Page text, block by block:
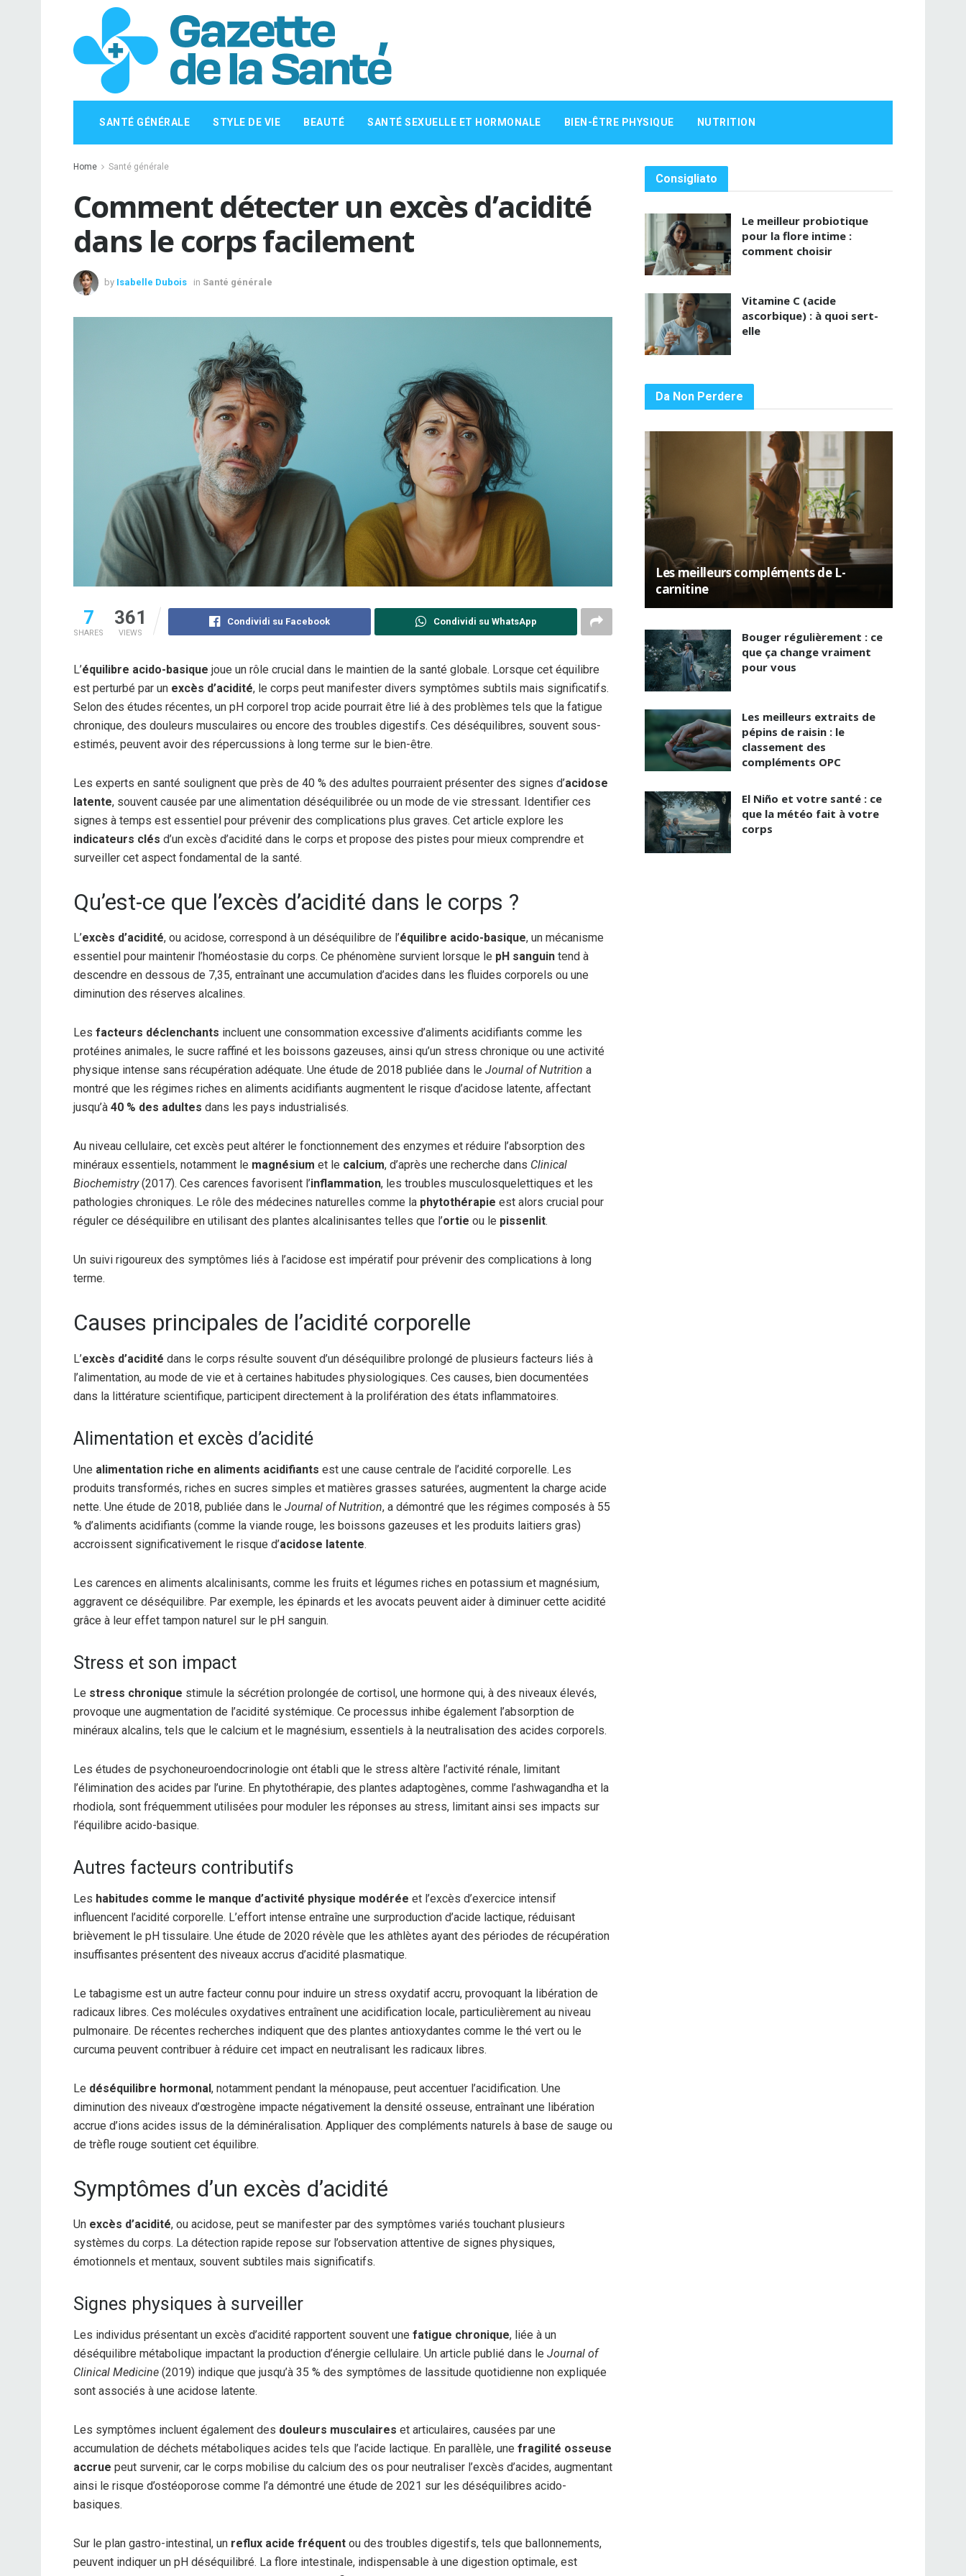
SANTÉ GÉNÉRALE STYLE DE VIE BEAUTÉ SANTÉ SEXUELLE ET HORMONALE BIEN-ÊTRE PHYSIQUE NUTRITION
Home Santé générale
Comment détecter un excès d’acidité
dans le corps facilement
by Isabelle Dubois in Santé générale
7
SHARES
361
VIEWS
Condividi su Facebook Condividi su WhatsApp
L’équilibre acido-basique joue un rôle crucial dans le maintien de la santé globale. Lorsque cet équilibre
est perturbé par un excès d’acidité, le corps peut manifester divers symptômes subtils mais significatifs.
Selon des études récentes, un pH corporel trop acide pourrait être lié à des problèmes tels que la fatigue
chronique, des douleurs musculaires ou encore des troubles digestifs. Ces déséquilibres, souvent sous-
estimés, peuvent avoir des répercussions à long terme sur le bien-être.
Les experts en santé soulignent que près de 40 % des adultes pourraient présenter des signes d’acidose
latente, souvent causée par une alimentation déséquilibrée ou un mode de vie stressant. Identifier ces
signes à temps est essentiel pour prévenir des complications plus graves. Cet article explore les
indicateurs clés d’un excès d’acidité dans le corps et propose des pistes pour mieux comprendre et
surveiller cet aspect fondamental de la santé.
Qu’est-ce que l’excès d’acidité dans le corps ?
L’excès d’acidité, ou acidose, correspond à un déséquilibre de l’équilibre acido-basique, un mécanisme
essentiel pour maintenir l’homéostasie du corps. Ce phénomène survient lorsque le pH sanguin tend à
descendre en dessous de 7,35, entraînant une accumulation d’acides dans les fluides corporels ou une
diminution des réserves alcalines.
Les facteurs déclenchants incluent une consommation excessive d’aliments acidifiants comme les
protéines animales, le sucre raffiné et les boissons gazeuses, ainsi qu’un stress chronique ou une activité
physique intense sans récupération adéquate. Une étude de 2018 publiée dans le Journal of Nutrition a
montré que les régimes riches en aliments acidifiants augmentent le risque d’acidose latente, affectant
jusqu’à 40 % des adultes dans les pays industrialisés.
Au niveau cellulaire, cet excès peut altérer le fonctionnement des enzymes et réduire l’absorption des
minéraux essentiels, notamment le magnésium et le calcium, d’après une recherche dans Clinical
Biochemistry(2017). Ces carences favorisent l’inflammation, les troubles musculosquelettiques et les
pathologies chroniques. Le rôle des médecines naturelles comme la phytothérapie est alors crucial pour
réguler ce déséquilibre en utilisant des plantes alcalinisantes telles que l’ortie ou le pissenlit.
Un suivi rigoureux des symptômes liés à l’acidose est impératif pour prévenir des complications à long
terme.
Causes principales de l’acidité corporelle
L’excès d’acidité dans le corps résulte souvent d’un déséquilibre prolongé de plusieurs facteurs liés à
l’alimentation, au mode de vie et à certaines habitudes physiologiques. Ces causes, bien documentées
dans la littérature scientifique, participent directement à la prolifération des états inflammatoires.
Alimentation et excès d’acidité
Une alimentation riche en aliments acidifiants est une cause centrale de l’acidité corporelle. Les
produits transformés, riches en sucres simples et matières grasses saturées, augmentent la charge acide
nette. Une étude de 2018, publiée dans le Journal of Nutrition, a démontré que les régimes composés à 55
% d’aliments acidifiants (comme la viande rouge, les boissons gazeuses et les produits laitiers gras)
accroissent significativement le risque d’acidose latente.
Les carences en aliments alcalinisants, comme les fruits et légumes riches en potassium et magnésium,
aggravent ce déséquilibre. Par exemple, les épinards et les avocats peuvent aider à diminuer cette acidité
grâce à leur effet tampon naturel sur le pH sanguin.
Stress et son impact
Le stress chronique stimule la sécrétion prolongée de cortisol, une hormone qui, à des niveaux élevés,
provoque une augmentation de l’acidité systémique. Ce processus inhibe également l’absorption de
minéraux alcalins, tels que le calcium et le magnésium, essentiels à la neutralisation des acides corporels.
Les études de psychoneuroendocrinologie ont établi que le stress altère l’activité rénale, limitant
l’élimination des acides par l’urine. En phytothérapie, des plantes adaptogènes, comme l’ashwagandha et la
rhodiola, sont fréquemment utilisées pour moduler les réponses au stress, limitant ainsi ses impacts sur
l’équilibre acido-basique.
Autres facteurs contributifs
Les habitudes comme le manque d’activité physique modérée et l’excès d’exercice intensif
influencent l’acidité corporelle. L’effort intense entraîne une surproduction d’acide lactique, réduisant
brièvement le pH tissulaire. Une étude de 2020 révèle que les athlètes ayant des périodes de récupération
insuffisantes présentent des niveaux accrus d’acidité plasmatique.
Le tabagisme est un autre facteur connu pour induire un stress oxydatif accru, provoquant la libération de
radicaux libres. Ces molécules oxydatives entraînent une acidification locale, particulièrement au niveau
pulmonaire. De récentes recherches indiquent que des plantes antioxydantes comme le thé vert ou le
curcuma peuvent contribuer à réduire cet impact en neutralisant les radicaux libres.
Le déséquilibre hormonal, notamment pendant la ménopause, peut accentuer l’acidification. Une
diminution des niveaux d’œstrogène impacte négativement la densité osseuse, entraînant une libération
accrue d’ions acides issus de la déminéralisation. Appliquer des compléments naturels à base de sauge ou
de trèfle rouge soutient cet équilibre.
Symptômes d’un excès d’acidité
Un excès d’acidité, ou acidose, peut se manifester par des symptômes variés touchant plusieurs
systèmes du corps. La détection rapide repose sur l’observation attentive de signes physiques,
émotionnels et mentaux, souvent subtiles mais significatifs.
Signes physiques à surveiller
Les individus présentant un excès d’acidité rapportent souvent une fatigue chronique, liée à un
déséquilibre métabolique impactant la production d’énergie cellulaire. Un article publié dans le Journal of
Clinical Medicine (2019) indique que jusqu’à 35 % des symptômes de lassitude quotidienne non expliquée
sont associés à une acidose latente.
Les symptômes incluent également des douleurs musculaires et articulaires, causées par une
accumulation de déchets métaboliques acides tels que l’acide lactique. En parallèle, une fragilité osseuse
accrue peut survenir, car le corps mobilise du calcium des os pour neutraliser l’excès d’acides, augmentant
ainsi le risque d’ostéoporose comme l’a démontré une étude de 2021 sur les déséquilibres acido-
basiques.
Sur le plan gastro-intestinal, un reflux acide fréquent ou des troubles digestifs, tels que ballonnements,
peuvent indiquer un pH déséquilibré. La flore intestinale, indispensable à une digestion optimale, est
Consigliato
Le meilleur probiotique
pour la flore intime :
comment choisir
Vitamine C (acide
ascorbique) : à quoi sert-
elle
Da Non Perdere
Les meilleurs compléments de L-
carnitine
Bouger régulièrement : ce
que ça change vraiment
pour vous
Les meilleurs extraits de
pépins de raisin : le
classement des
compléments OPC
El Niño et votre santé : ce
que la météo fait à votre
corps